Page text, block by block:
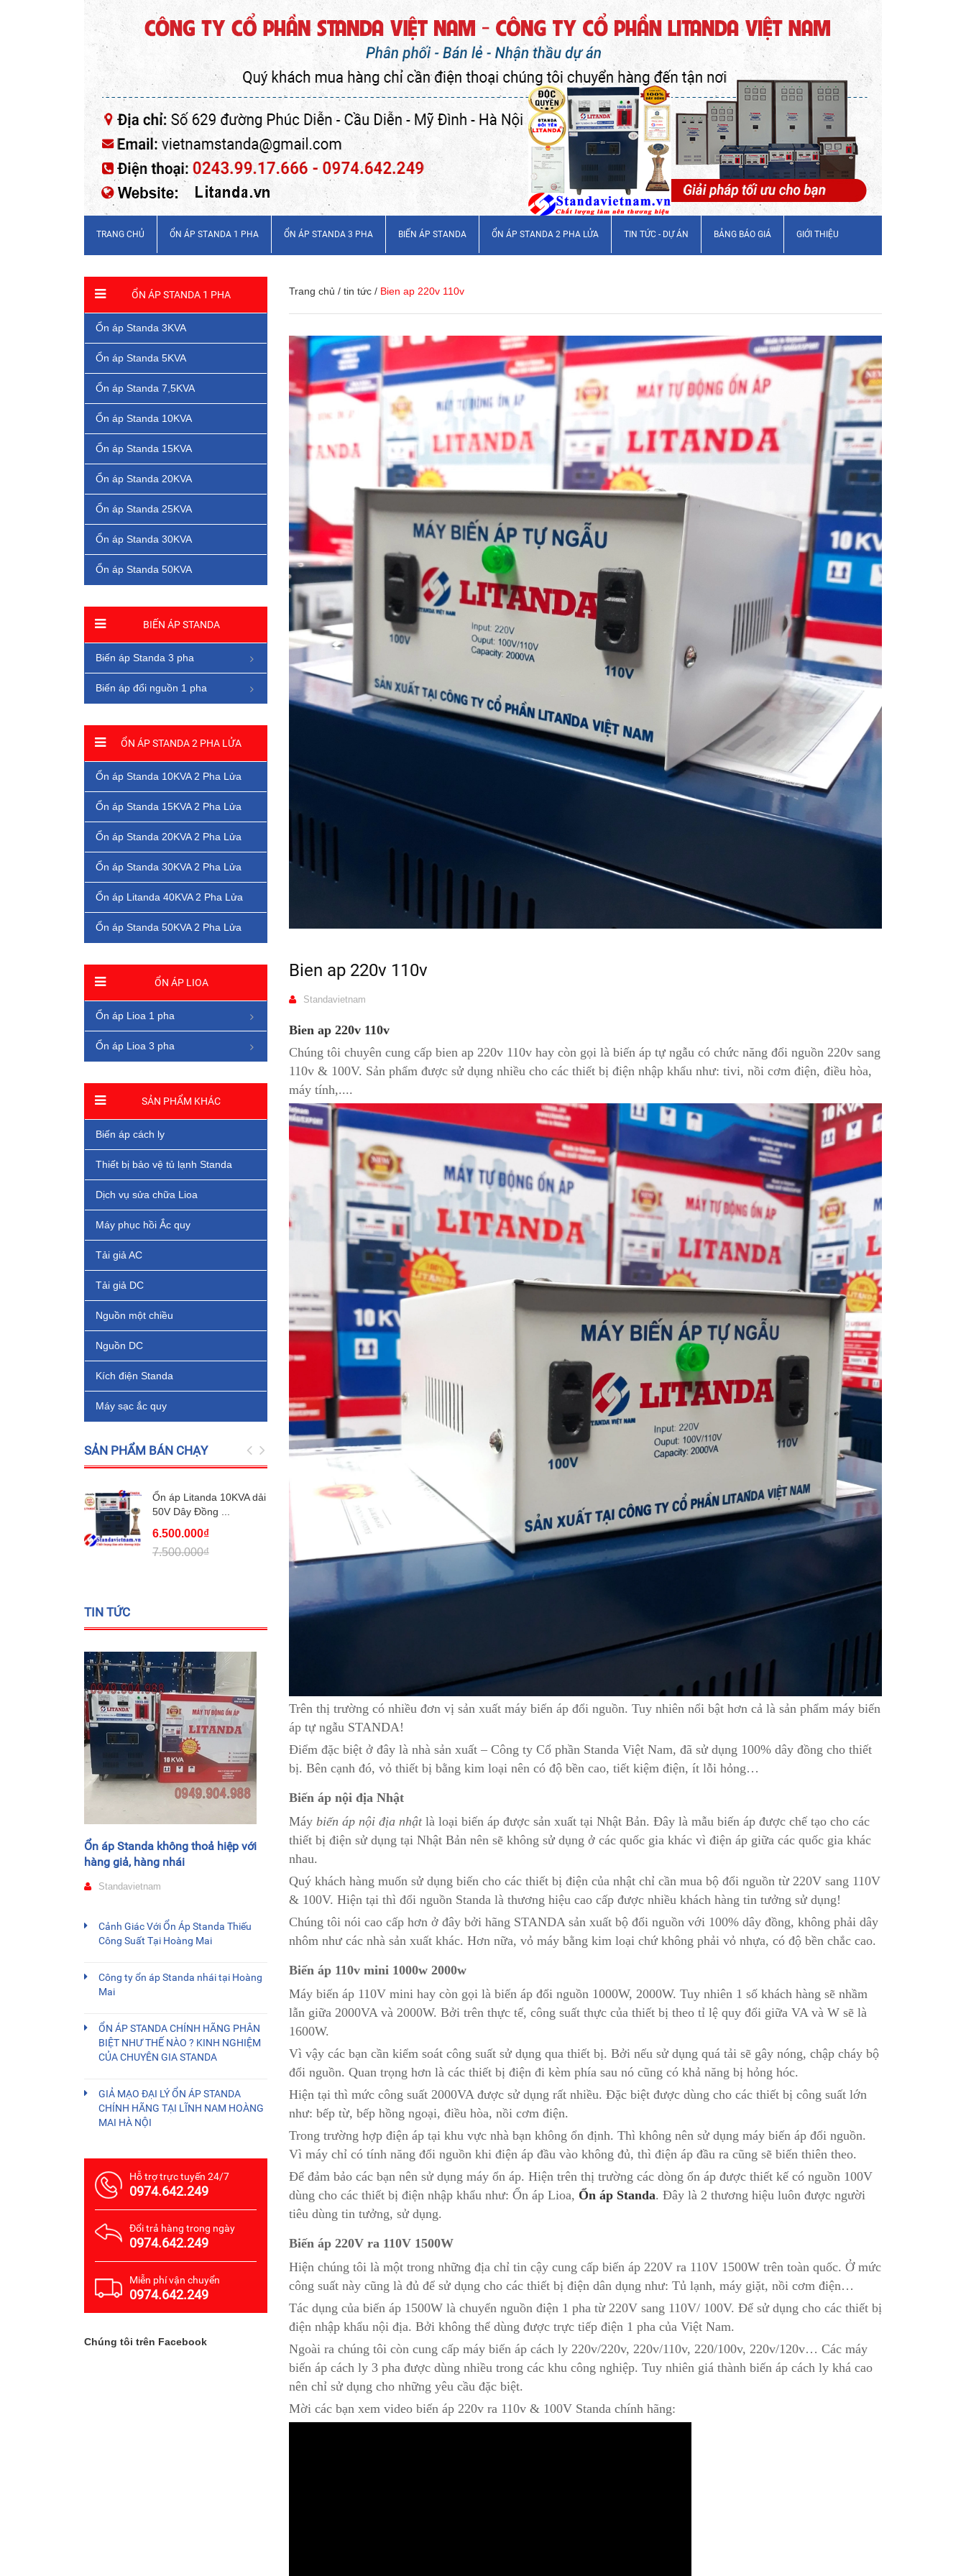
TRANG CHỦ ỔN ÁP STANDA 1 PHA ỔN ÁP STANDA 3 PHA BIẾN ÁP STANDA ỔN ÁP STANDA 2 PHA LỬA TIN TỨC - DỰ ÁN BẢNG BÁO GIÁ GIỚI THIỆU
Trang chủ / tin tức / Bien ap 220v 110v
Bien ap 220v 110v
Standavietnam
Bien ap 220v 110v
Chúng tôi chuyên cung cấp bien ap 220v 110v hay còn gọi là biến áp tự ngẫu có chức năng đổi nguồn 220v sang
110v & 100V. Sản phẩm được sử dụng nhiều cho các thiết bị điện nhập khẩu như: tivi, nồi cơm điện, điều hòa,
máy tính,....
Trên thị trường có nhiều đơn vị sản xuất máy biến áp đổi nguồn. Tuy nhiên nổi bật hơn cả là sản phẩm máy biến
áp tự ngẫu STANDA!
Điểm đặc biệt ở đây là nhà sản xuất – Công ty Cổ phần Standa Việt Nam, đã sử dụng 100% dây đồng cho thiết
bị. Bên cạnh đó, vỏ thiết bị bằng kim loại nên có độ bền cao, tiết kiệm điện, ít lỗi hỏng…
Biến áp nội địa Nhật
Máy biến áp nội địa nhậtlà loại biến áp được sản xuất tại Nhật Bản. Đây là mẫu biến áp được chế tạo cho các
thiết bị điện sử dụng tại Nhật Bản nên sẽ không sử dụng ở các quốc gia khác vì điện áp giữa các quốc gia khác
nhau.
Quý khách hàng muốn sử dụng biến cho các thiết bị điện của nhật chỉ cần mua bộ đổi nguồn từ 220V sang 110V
& 100V. Hiện tại thì đổi nguồn Standa là thương hiệu cao cấp được nhiều khách hàng tin tưởng sử dụng!
Chúng tôi nói cao cấp hơn ở đây bởi hãng STANDA sản xuất bộ đổi nguồn với 100% dây đồng, không phải dây
nhôm như các nhà sản xuất khác. Hơn nữa, vỏ máy bằng kim loại chứ không phải vỏ nhựa, có độ bền chắc cao.
Biến áp 110v mini 1000w 2000w
Máy biến áp 110V mini hay còn gọi là biến áp đổi nguồn 1000W, 2000W. Tuy nhiên 1 số khách hàng sẽ nhầm
lẫn giữa 2000VA và 2000W. Bởi trên thực tế, công suất thực của thiết bị theo tỉ lệ quy đổi giữa VA và W sẽ là
1600W.
Vì vậy các bạn cần kiểm soát công suất sử dụng qua thiết bị. Bởi nếu sử dụng quá tải sẽ gây nóng, chập cháy bộ
đổi nguồn. Quan trọng hơn là các thiết bị điện đi kèm phía sau nó cũng có khả năng bị hỏng hóc.
Hiện tại thì mức công suất 2000VA được sử dụng rất nhiều. Đặc biệt được dùng cho các thiết bị công suất lớn
như: bếp từ, bếp hồng ngoại, điều hòa, nồi cơm điện.
Trong trường hợp điện áp tại khu vực nhà bạn không ổn định. Thì không nên sử dụng máy biến áp đổi nguồn.
Vì máy chỉ có tính năng đổi nguồn khi điện áp đầu vào không đủ, thì điện áp đầu ra cũng sẽ biến thiên theo.
Để đảm bảo các bạn nên sử dụng máy ổn áp. Hiện trên thị trường các dòng ổn áp được thiết kế có nguồn 100V
dùng cho các thiết bị điện nhập khẩu như: Ổn áp Lioa, Ổn áp Standa. Đây là 2 thương hiệu luôn được người
tiêu dùng tin tưởng, sử dụng.
Biến áp 220V ra 110V 1500W
Hiện chúng tôi là một trong những địa chỉ tin cậy cung cấp biến áp 220V ra 110V 1500W trên toàn quốc. Ở mức
công suất này cũng là đủ để sử dụng cho các thiết bị điện dân dụng như: Tủ lạnh, máy giặt, nồi cơm điện…
Tác dụng của biến áp 1500W là chuyển nguồn điện 1 pha từ 220V sang 110V/ 100V. Để sử dụng cho các thiết bị
điện nhập khẩu nội địa. Bởi không thể dùng được trực tiếp điện 1 pha của Việt Nam.
Ngoài ra chúng tôi còn cung cấp máy biến áp cách ly 220v/220v, 220v/110v, 220/100v, 220v/120v… Các máy
biến áp cách ly 3 pha được dùng nhiều trong các khu công nghiệp. Tuy nhiên giá thành biến áp cách ly khá cao
nên chỉ sử dụng cho những yêu cầu đặc biệt.
Mời các bạn xem video biến áp 220v ra 110v & 100V Standa chính hãng:
ỔN ÁP STANDA 1 PHA
Ổn áp Standa 3KVA
Ổn áp Standa 5KVA
Ổn áp Standa 7,5KVA
Ổn áp Standa 10KVA
Ổn áp Standa 15KVA
Ổn áp Standa 20KVA
Ổn áp Standa 25KVA
Ổn áp Standa 30KVA
Ổn áp Standa 50KVA
BIẾN ÁP STANDA
Biến áp Standa 3 pha
Biến áp đổi nguồn 1 pha
ỔN ÁP STANDA 2 PHA LỬA
Ổn áp Standa 10KVA 2 Pha Lửa
Ổn áp Standa 15KVA 2 Pha Lửa
Ổn áp Standa 20KVA 2 Pha Lửa
Ổn áp Standa 30KVA 2 Pha Lửa
Ổn áp Litanda 40KVA 2 Pha Lửa
Ổn áp Standa 50KVA 2 Pha Lửa
ỔN ÁP LIOA
Ổn áp Lioa 1 pha
Ổn áp Lioa 3 pha
SẢN PHẨM KHÁC
Biến áp cách ly
Thiết bị bảo vệ tủ lạnh Standa
Dịch vụ sửa chữa Lioa
Máy phục hồi Ắc quy
Tải giả AC
Tải giả DC
Nguồn một chiều
Nguồn DC
Kích điện Standa
Máy sạc ắc quy
SẢN PHẨM BÁN CHẠY
Ổn áp Litanda 10KVA dải
50V Dây Đồng ...
6.500.000₫
7.500.000₫
Ổn áp Litanda 10kva dải
90v Model 10K...
5.500.000₫
6.690.000₫
Dải 90V Thế Hệ Mớ...
8.800.000₫
12.000.000₫
Ổn Áp Litanda 7,5KVA
Dải 50V - 250V D...
4.900.000₫
6.320.000₫
TIN TỨC
Ổn áp Standa không thoả hiệp với
hàng giả, hàng nhái
Standavietnam
Cảnh Giác Với Ổn Áp Standa Thiếu
Công Suất Tại Hoàng Mai
Công ty ổn áp Standa nhái tại Hoàng
Mai
ỔN ÁP STANDA CHÍNH HÃNG PHÂN
BIỆT NHƯ THẾ NÀO ? KINH NGHIỆM
CỦA CHUYÊN GIA STANDA
GIẢ MẠO ĐẠI LÝ ỔN ÁP STANDA
CHÍNH HÃNG TẠI LĨNH NAM HOÀNG
MAI HÀ NỘI
Hỗ trợ trực tuyến 24/7
0974.642.249
Đổi trả hàng trong ngày
0974.642.249
Miễn phí vận chuyển
0974.642.249
Chúng tôi trên Facebook